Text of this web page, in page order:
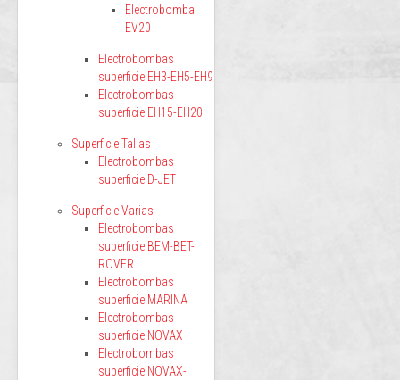
Electrobomba
EV20
Electrobombas
superficie EH3-EH5-EH9
Electrobombas
superficie EH15-EH20
Superficie Tallas
Electrobombas
superficie D-JET
Superficie Varias
Electrobombas
superficie BEM-BET-
ROVER
Electrobombas
superficie MARINA
Electrobombas
superficie NOVAX
Electrobombas
superficie NOVAX-